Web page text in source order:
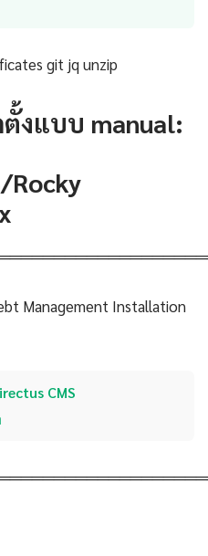
git jq unzip
งแบบ manual:
Rocky
Management Installation
CMS